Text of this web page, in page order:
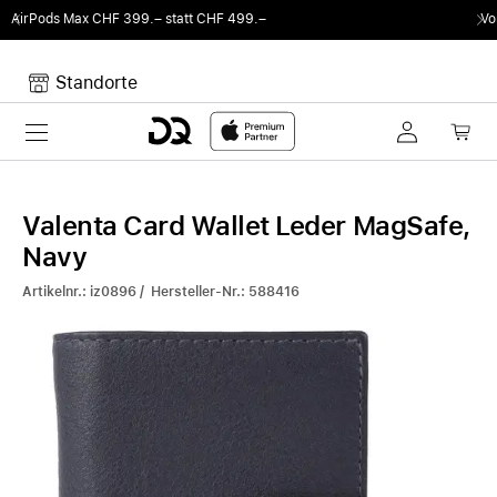
Von Sound auf Fun. DQ Radio by my105
Standorte
Toggle navigation
Valenta Card Wallet Leder MagSafe,
Navy
Artikelnr.: iz0896 / Hersteller-Nr.: 588416